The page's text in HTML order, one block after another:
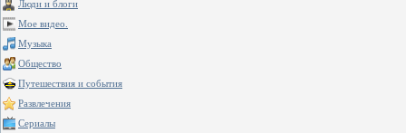
Люди и блоги
Мое видео.
Музыка
Общество
Путешествия и события
Развлечения
Сериалы